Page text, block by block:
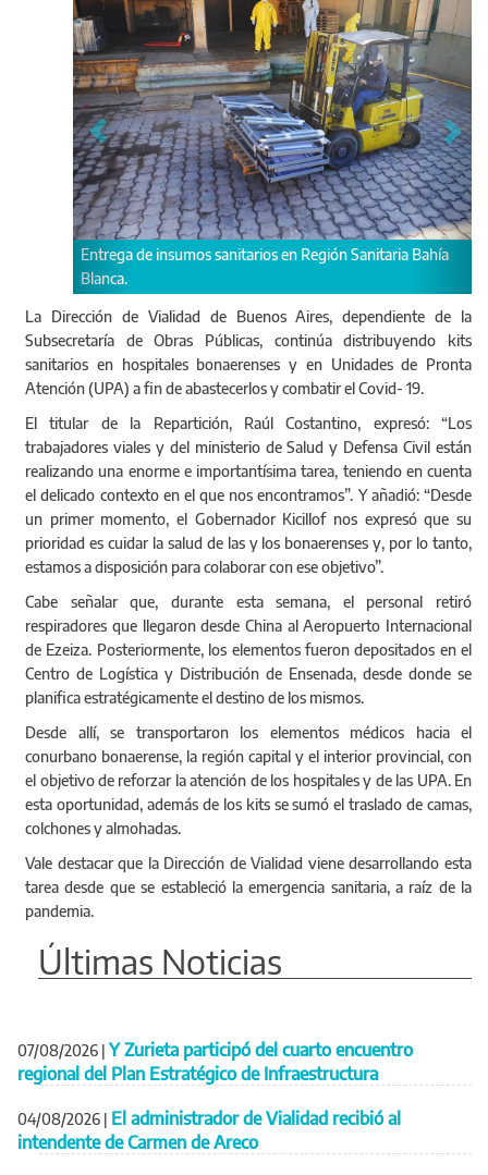
en Región Sanitaria Bahía También se entregó inmobiliario
La Dirección de Vialidad de Buenos Aires, dependiente de la
Subsecretaría de Obras Públicas, continúa distribuyendo kits
sanitarios en hospitales bonaerenses y en Unidades de Pronta
Atención (UPA) a fin de abastecerlos y combatir el Covid- 19.
El titular de la Repartición, Raúl Costantino, expresó: “Los
trabajadores viales y del ministerio de Salud y Defensa Civil están
realizando una enorme e importantísima tarea, teniendo en cuenta
el delicado contexto en el que nos encontramos”. Y añadió: “Desde
un primer momento, el Gobernador Kicillof nos expresó que su
prioridad es cuidar la salud de las y los bonaerenses y, por lo tanto,
estamos a disposición para colaborar con ese objetivo”.
Cabe señalar que, durante esta semana, el personal retiró
respiradores que llegaron desde China al Aeropuerto Internacional
de Ezeiza. Posteriormente, los elementos fueron depositados en el
Centro de Logística y Distribución de Ensenada, desde donde se
planifica estratégicamente el destino de los mismos.
Desde allí, se transportaron los elementos médicos hacia el
conurbano bonaerense, la región capital y el interior provincial, con
el objetivo de reforzar la atención de los hospitales y de las UPA. En
esta oportunidad, además de los kits se sumó el traslado de camas,
colchones y almohadas.
Vale destacar que la Dirección de Vialidad viene desarrollando esta
tarea desde que se estableció la emergencia sanitaria, a raíz de la
pandemia.
Últimas Noticias
07/08/2026 | Y Zurieta participó del cuarto encuentro
regional del Plan Estratégico de Infraestructura
04/08/2026 | El administrador de Vialidad recibió al
intendente de Carmen de Areco